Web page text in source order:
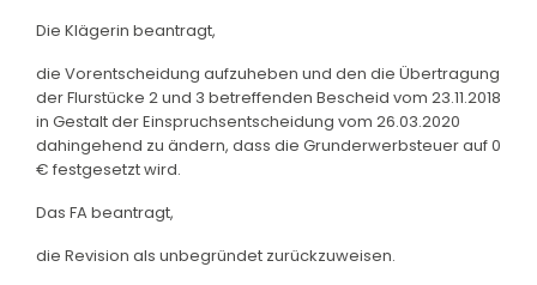
Die Klägerin beantragt,
die Vorentscheidung aufzuheben und den die Übertragung
der Flurstücke 2 und 3 betreffenden Bescheid vom 23.11.2018
in Gestalt der Einspruchsentscheidung vom 26.03.2020
dahingehend zu ändern, dass die Grunderwerbsteuer auf 0
€ festgesetzt wird.
Das FA beantragt,
die Revision als unbegründet zurückzuweisen.